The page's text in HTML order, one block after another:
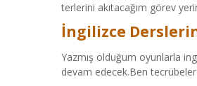
terlerini akıtacağım görev
İngilizce
Yazmış olduğum oyunlarla
devam edecek.Ben tecrübeler